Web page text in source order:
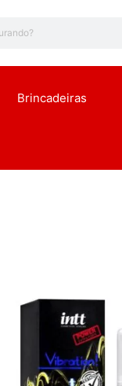
Brincadeiras